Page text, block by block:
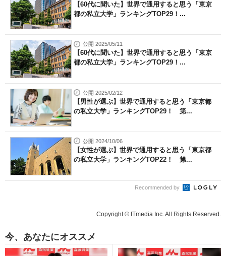
【60代に聞いた】世界で通用すると思う「東京
都の私立大学」ランキングTOP29！...
公開 2025/05/11
【60代に聞いた】世界で通用すると思う「東京
都の私立大学」ランキングTOP29！...
公開 2025/02/12
【男性が選ぶ】世界で通用すると思う「東京都
の私立大学」ランキングTOP29！ 第...
公開 2024/10/06
【女性が選ぶ】世界で通用すると思う「東京都
の私立大学」ランキングTOP22！ 第...
Recommended by
Copyright © ITmedia Inc. All Rights Reserved.
今、あなたにオススメ